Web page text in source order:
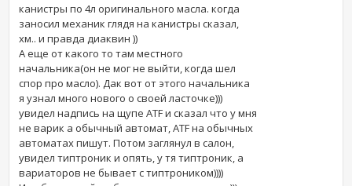
канистры по 4л оригинального масла. когда
заносил механик глядя на канистры сказал,
хм.. и правда диаквин ))
А еще от какого то там местного
начальника(он не мог не выйти, когда шел
спор про масло). Дак вот от этого начальника
я узнал много нового о своей ласточке)))
увидел надпись на щупе ATF и сказал что у мня
не варик а обычный автомат, ATF на обычных
автоматах пишут. Потом заглянул в салон,
увидел типтроник и опять, у тя типтроник, а
вариаторов не бывает с типтроником))))